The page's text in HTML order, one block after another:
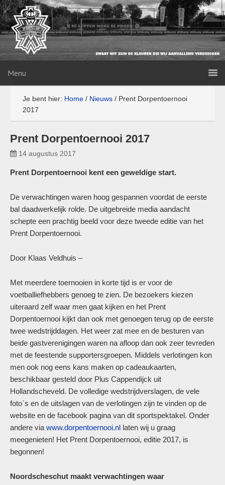
Menu
Je bent hier: Home / Nieuws / Prent Dorpentoernooi
2017
Prent Dorpentoernooi 2017
14 augustus 2017
Prent Dorpentoernooi kent een geweldige start.
De verwachtingen waren hoog gespannen voordat de eerste
bal daadwerkelijk rolde. De uitgebreide media aandacht
schepte een prachtig beeld voor deze tweede editie van het
Prent Dorpentoernooi.
Door Klaas Veldhuis –
Met meerdere toernooien in korte tijd is er voor de
voetballiefhebbers genoeg te zien. De bezoekers kiezen
uiteraard zelf waar men gaat kijken en het Prent
Dorpentoernooi kijkt dan ook met genoegen terug op de eerste
twee wedstrijddagen. Het weer zat mee en de besturen van
beide gastverenigingen waren na afloop dan ook zeer tevreden
met de feestende supportersgroepen. Middels verlotingen kon
men ook nog eens kans maken op cadeaukaarten,
beschikbaar gesteld door Plus Cappendijck uit
Hollandscheveld. De volledige wedstrijdverslagen, de vele
foto`s en de uitslagen van de verlotingen zijn te vinden op de
website en de facebook pagina van dit sportspektakel. Onder
andere via www.dorpentoernooi.nl laten wij u graag
meegenieten! Het Prent Dorpentoernooi, editie 2017, is
begonnen!
Noordscheschut maakt verwachtingen waar